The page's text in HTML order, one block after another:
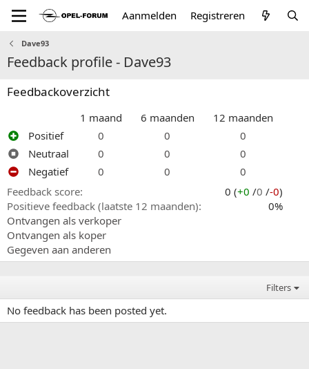
Aanmelden Registreren
Dave93
Feedback profile - Dave93
Feedbackoverzicht
1 maand 6 maanden
12 maanden
Positief
0 0
0
Neutraal
0 0
0
Negatief
0 0
0
Feedback score
0 (+0 /0 /-0)
Positieve feedback (laatste 12 maanden)
0%
Ontvangen als verkoper
Ontvangen als koper
Gegeven aan anderen
Filters
No feedback has been posted yet.